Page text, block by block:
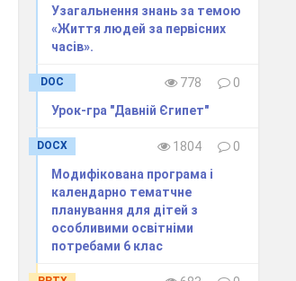
Узагальнення знань за темою
«Життя людей за первісних
часів».
DOC 778
0
Урок-гра "Давній Єгипет"
DOCX 1804
0
Модифікована програма і
календарно тематчне
планування для дітей з
особливими освітніми
потребами 6 клас